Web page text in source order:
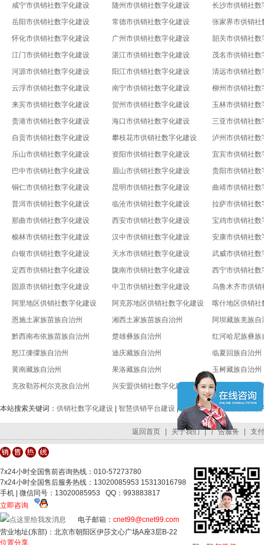
咸宁市供销社数字化建设
随州市供销社数字化建设
长沙市供销社数
岳阳市供销社数字化建设
常德市供销社数字化建设
张家界市供销社
怀化市供销社数字化建设
广州市供销社数字化建设
韶关市供销社数
江门市供销社数字化建设
湛江市供销社数字化建设
茂名市供销社数
河源市供销社数字化建设
阳江市供销社数字化建设
清远市供销社数
云浮市供销社数字化建设
南宁市供销社数字化建设
柳州市供销社数
来宾市供销社数字化建设
贺州市供销社数字化建设
玉林市供销社数
贵港市供销社数字化建设
海口市供销社数字化建设
三亚市供销社数
自贡市供销社数字化建设
攀枝花市供销社数字化建设
泸州市供销社数
乐山市供销社数字化建设
资阳市供销社数字化建设
宜宾市供销社数
巴中市供销社数字化建设
眉山市供销社数字化建设
贵阳市供销社数
铜仁市供销社数字化建设
昆明市供销社数字化建设
曲靖市供销社数
普洱市供销社数字化建设
临沧市供销社数字化建设
拉萨市供销社数
那曲市供销社数字化建设
西安市供销社数字化建设
宝鸡市供销社数
榆林市供销社数字化建设
汉中市供销社数字化建设
安康市供销社数
白银市供销社数字化建设
天水市供销社数字化建设
武威市供销社数
定西市供销社数字化建设
陇南市供销社数字化建设
西宁市供销社数
固原市供销社数字化建设
中卫市供销社数字化建设
乌鲁木齐市供销
阿里地区供销社数字化建设
阿克苏地区供销社数字化建设
喀什地区供销社
恩施土家族苗族自治州
湘西土家族苗族自治州
阿坝藏族羌族自
黔西南布依族苗族自治州
楚雄彝族自治州
红河哈尼族彝族
怒江傈僳族自治州
迪庆藏族自治州
临夏回族自治州
黄南藏族自治州
果洛藏族自治州
玉树藏族自治州
克孜勒苏柯尔克孜自治州
兴安盟供销社数字化建设 锡林郭勒盟供销
本站搜索关键词： 供销社数字化建设 | 智慧供销平台建设 | 全国供销合作社数字供销
返回首页 | 关于我们 | 广告服务 | 支
7x24小时全国售前咨询热线：010-57273780
7x24小时全国售后服务热线：13020085953 15313016798
手机 | 微信同号：13020085953 QQ：993883817
立即咨询
电子邮箱： cnet99@cnet99.com
营业地址(东部)：北京市朝阳区伊莎文心广场A座3层B-22
位置分享